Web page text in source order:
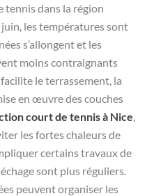
tennis dans la région
les températures sont
s’allongent et les
moins contraignants
le terrassement, la
en œuvre des couches
court de tennis à Nice,
les fortes chaleurs de
certains travaux de
sont plus réguliers.
peuvent organiser les